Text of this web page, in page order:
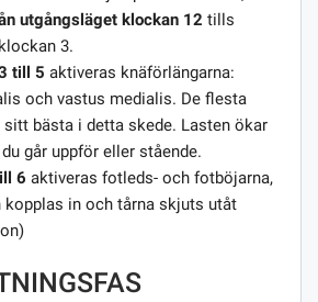
utgångsläget klockan 12 tills
3.
till 5 aktiveras knäförlängarna:
och vastus medialis. De flesta
bästa i detta skede. Lasten ökar
går uppför eller stående.
6 aktiveras fotleds- och fotböjarna,
kopplas in och tårna skjuts utåt